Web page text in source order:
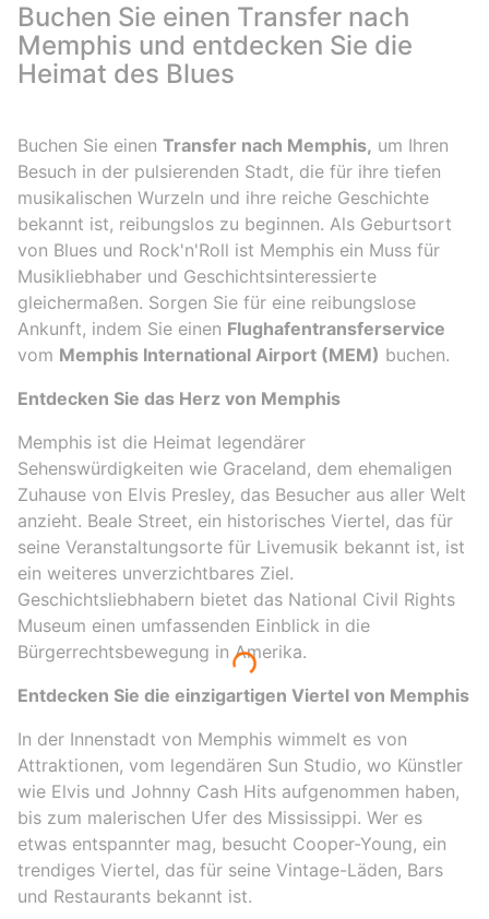
Buchen Sie einen Transfer nach
Memphis und entdecken Sie die
Heimat des Blues
Buchen Sie einen Transfer nach Memphis, um Ihren
Besuch in der pulsierenden Stadt, die für ihre tiefen
musikalischen Wurzeln und ihre reiche Geschichte
bekannt ist, reibungslos zu beginnen. Als Geburtsort
von Blues und Rock'n'Roll ist Memphis ein Muss für
Musikliebhaber und Geschichtsinteressierte
gleichermaßen. Sorgen Sie für eine reibungslose
Ankunft, indem Sie einen Flughafentransferservice
vom Memphis International Airport (MEM) buchen.
Entdecken Sie das Herz von Memphis
Memphis ist die Heimat legendärer
Sehenswürdigkeiten wie Graceland, dem ehemaligen
Zuhause von Elvis Presley, das Besucher aus aller Welt
anzieht. Beale Street, ein historisches Viertel, das für
seine Veranstaltungsorte für Livemusik bekannt ist, ist
ein weiteres unverzichtbares Ziel.
Geschichtsliebhabern bietet das National Civil Rights
Museum einen umfassenden Einblick in die
Bürgerrechtsbewegung in Amerika.
Entdecken Sie die einzigartigen Viertel von Memphis
In der Innenstadt von Memphis wimmelt es von
Attraktionen, vom legendären Sun Studio, wo Künstler
wie Elvis und Johnny Cash Hits aufgenommen haben,
bis zum malerischen Ufer des Mississippi. Wer es
etwas entspannter mag, besucht Cooper-Young, ein
trendiges Viertel, das für seine Vintage-Läden, Bars
und Restaurants bekannt ist.